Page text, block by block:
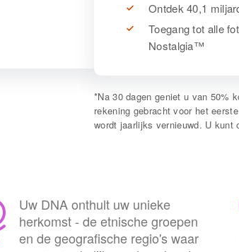
Ontdek 40,1
Toegang tot alle
Nostalgia™
*Na 30 dagen geniet u van 50%
rekening gebracht voor het
wordt jaarlijks vernieuwd. U kunt
Uw DNA onthult uw unieke
herkomst - de etnische groepen
en de geografische regio's waar